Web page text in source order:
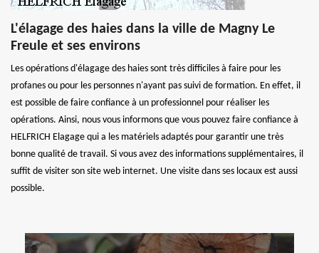
L'élagage des haies dans la ville de Magny Le
Freule et ses environs
Les opérations d'élagage des haies sont très difficiles à faire pour les
profanes ou pour les personnes n'ayant pas suivi de formation. En effet, il
est possible de faire confiance à un professionnel pour réaliser les
opérations. Ainsi, nous vous informons que vous pouvez faire confiance à
HELFRICH Elagage qui a les matériels adaptés pour garantir une très
bonne qualité de travail. Si vous avez des informations supplémentaires, il
suffit de visiter son site web internet. Une visite dans ses locaux est aussi
possible.